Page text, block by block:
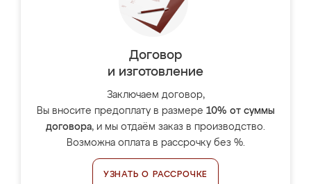
Договор
и изготовление
Заключаем договор,
Вы вносите предоплату в размере 10% от суммы
договора, и мы отдаём заказ в производство.
Возможна оплата в рассрочку без %.
УЗНАТЬ О РАССРОЧКЕ